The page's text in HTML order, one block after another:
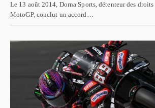
Le 13 août 2014, Dorna Sports, détenteur des
MotoGP, conclut un accord…